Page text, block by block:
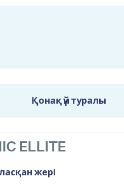
Қонақ үй туралы
ELLITE
жері